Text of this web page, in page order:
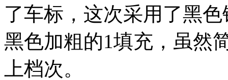
了车标，这次采用了黑
黑色加粗的1填充，虽然
上档次。